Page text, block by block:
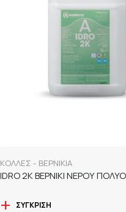
ΚΟΛΛΕΣ - ΒΕΡΝΙΚΙΑ
ΣΎΓΚΡΙΣΗ